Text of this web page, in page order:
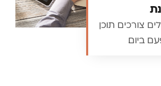
צורכים תוכן
ביום.